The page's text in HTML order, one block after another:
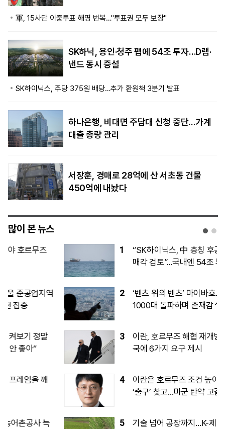
軍, 15사단 이중투표 해명 번복…"투표권 모두 보장"
SK하닉, 용인·청주 팹에 54조 투자…D램·
낸드 동시 증설
SK하이닉스, 주당 375원 배당…추가 환원책 3분기 발표
하나은행, 비대면 주담대 신청 중단…가계
대출 총량 관리
서장훈, 경매로 28억에 산 서초동 건물
450억에 내놨다
많이 본 뉴스
1
“SK하이닉스, 中 충칭 후공정 공장 지분
매각 검토”…국내엔 54조 투자
2
‘벤츠 위의 벤츠’ 마이바흐…韓서 3년 연속
1000대 돌파하며 존재감↑
3
이란, 호르무즈 해협 재개방 조건으로 미
국에 6가지 요구 제시
4
이란은 호르무즈 조건 높이고, 美는 전쟁
‘출구’ 찾고…마군 탄약 고갈이 확전 제동
5
기술 넘어 공장까지…K-제약·바이오, 생산